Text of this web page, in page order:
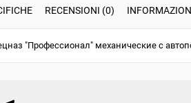
RECENSIONI (0)
"Профессионал" механические с